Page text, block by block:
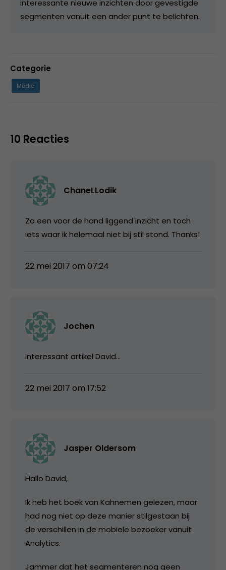
interessante nieuwe inzichten door gevestigde
segmenten vanuit een ander punt te belichten.
Categorie
Media
10 Reacties
ChaneLLodik
Zo een voor de hand liggend inzicht en toch
iets waar ik helemaal niet bij stil stond. Thanks!
22 mei 2017 om 07:24
Jochen
Interessant artikel David…
22 mei 2017 om 17:52
Jasper Oldersom
Hallo David,
Ik heb het boek van Kahnemen gelezen, maar
had nog niet op deze manier stilgestaan bij
de verschillen in de mobiele bezoeker vanuit
Analytics.
Jammer dat het segmenteren nog geen